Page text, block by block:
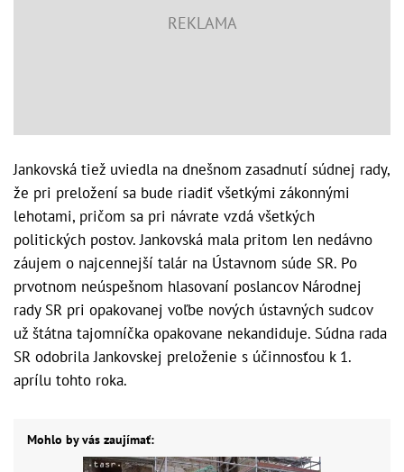
Jankovská tiež uviedla na dnešnom zasadnutí súdnej rady,
že pri preložení sa bude riadiť všetkými zákonnými
lehotami, pričom sa pri návrate vzdá všetkých
politických postov. Jankovská mala pritom len nedávno
záujem o najcennejší talár na Ústavnom súde SR. Po
prvotnom neúspešnom hlasovaní poslancov Národnej
rady SR pri opakovanej voľbe nových ústavných sudcov
už štátna tajomníčka opakovane nekandiduje. Súdna rada
SR odobrila Jankovskej preloženie s účinnosťou k 1.
aprílu tohto roka.
Mohlo by vás zaujímať: